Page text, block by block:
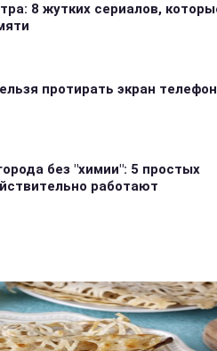
8 жутких сериалов,
протирать экран
без "химии": 5 простых
работают